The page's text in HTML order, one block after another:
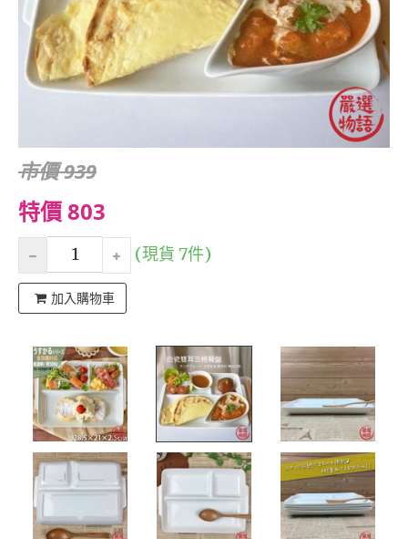
市價 939
特價 803
(現貨 7件)
加入購物車